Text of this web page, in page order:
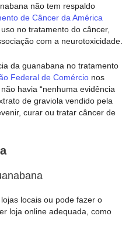
não tem respaldo
de Câncer da América
no tratamento do câncer,
com a neurotoxicidade.
da guanabana no tratamento
Federal de Comércio nos
havia “nenhuma evidência
de graviola vendido pela
curar ou tratar câncer de
locais ou pode fazer o
loja online adequada, como